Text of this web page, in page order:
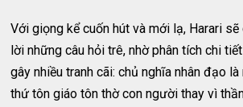
Với giọng kể cuốn hút và mới lạ, Harari
lời những câu hỏi trê, nhờ phân tích chi
gây nhiều tranh cãi: chủ nghĩa nhân đạo
thứ tôn giáo tôn thờ con người thay vì